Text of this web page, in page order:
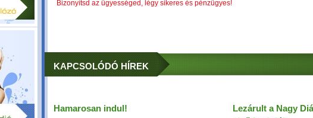
Bizonyítsd az ügyességed, légy sikeres és pénzügyes!
KAPCSOLÓDÓ HÍREK
Hamarosan indul!
Lezárult a Nagy